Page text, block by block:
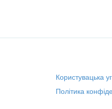
Користувацька
Політика